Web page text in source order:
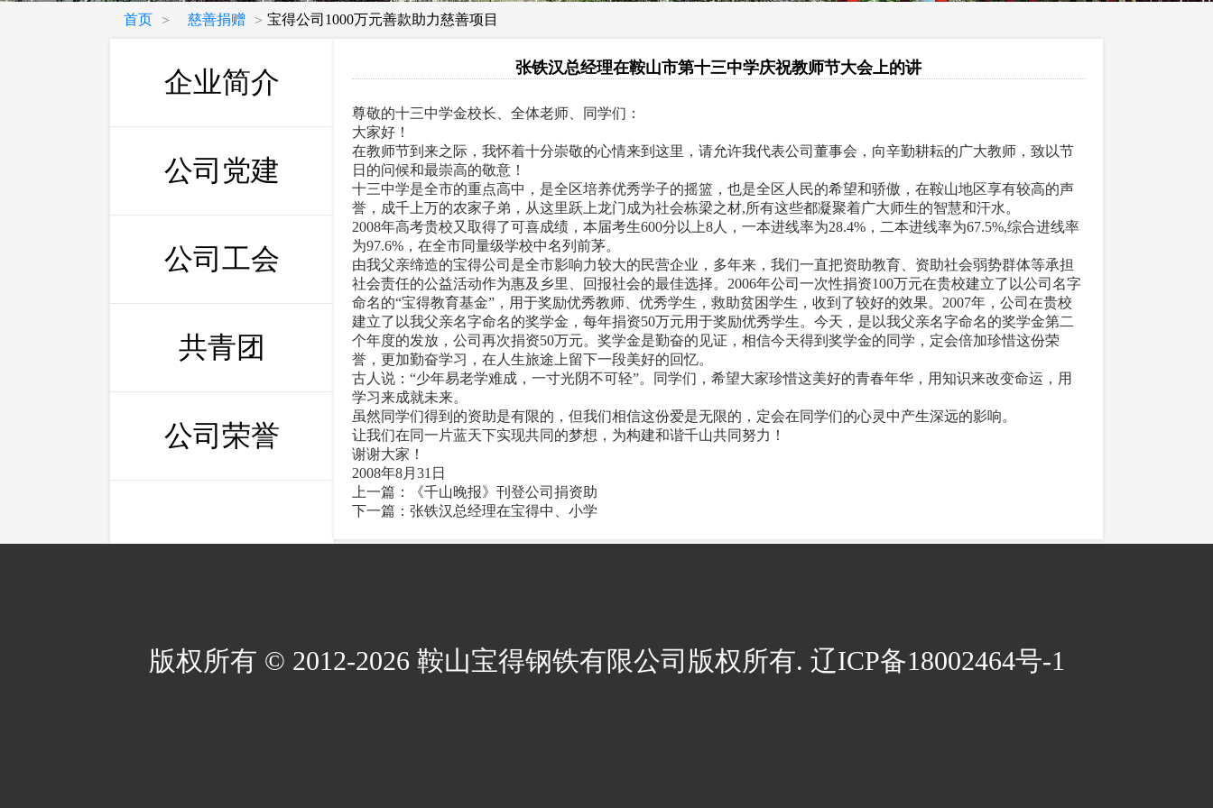
首页 > 慈善捐赠 > 宝得公司1000万元善款助力慈善项目
企业简介
公司党建
公司工会
共青团
公司荣誉
张铁汉总经理在鞍山市第十三中学庆祝教师节大会上的讲
尊敬的十三中学金校长、全体老师、同学们：
大家好！
在教师节到来之际，我怀着十分崇敬的心情来到这里，请允许我代表公司董事会，向辛勤耕耘的广大教师，致以节
日的问候和最崇高的敬意！
十三中学是全市的重点高中，是全区培养优秀学子的摇篮，也是全区人民的希望和骄傲，在鞍山地区享有较高的声
誉，成千上万的农家子弟，从这里跃上龙门成为社会栋梁之材,所有这些都凝聚着广大师生的智慧和汗水。
2008年高考贵校又取得了可喜成绩，本届考生600分以上8人，一本进线率为28.4%，二本进线率为67.5%,综合进线率
为97.6%，在全市同量级学校中名列前茅。
由我父亲缔造的宝得公司是全市影响力较大的民营企业，多年来，我们一直把资助教育、资助社会弱势群体等承担
社会责任的公益活动作为惠及乡里、回报社会的最佳选择。2006年公司一次性捐资100万元在贵校建立了以公司名字
命名的“宝得教育基金”，用于奖励优秀教师、优秀学生，救助贫困学生，收到了较好的效果。2007年，公司在贵校
建立了以我父亲名字命名的奖学金，每年捐资50万元用于奖励优秀学生。今天，是以我父亲名字命名的奖学金第二
个年度的发放，公司再次捐资50万元。奖学金是勤奋的见证，相信今天得到奖学金的同学，定会倍加珍惜这份荣
誉，更加勤奋学习，在人生旅途上留下一段美好的回忆。
古人说：“少年易老学难成，一寸光阴不可轻”。同学们，希望大家珍惜这美好的青春年华，用知识来改变命运，用
学习来成就未来。
虽然同学们得到的资助是有限的，但我们相信这份爱是无限的，定会在同学们的心灵中产生深远的影响。
让我们在同一片蓝天下实现共同的梦想，为构建和谐千山共同努力！
谢谢大家！
2008年8月31日
上一篇：
《千山晚报》刊登公司捐资助
下一篇： 张铁汉总经理在宝得中、小学
版权所有 © 2012-2026 鞍山宝得钢铁有限公司版权所有. 辽ICP备18002464号-1